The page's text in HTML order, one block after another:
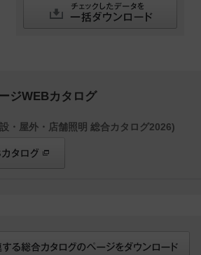
ジWEBカタログ
・屋外・店舗照明 総合カタログ2026)